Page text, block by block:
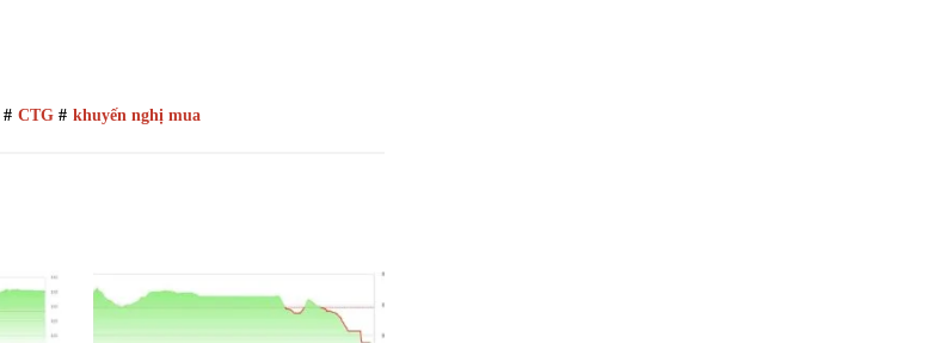
# CTG # khuyến nghị mua